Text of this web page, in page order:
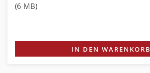
(6 MB)
IN DEN WARENKORB